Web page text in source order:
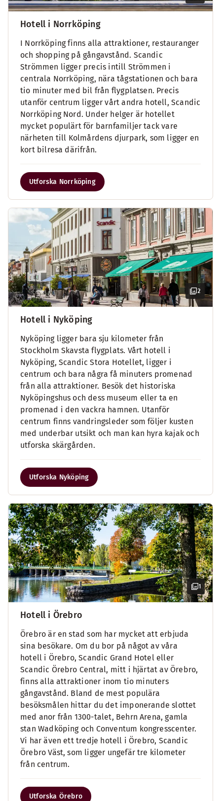
Hotell i Norrköping
I Norrköping finns alla attraktioner, restauranger
och shopping på gångavstånd. Scandic
Strömmen ligger precis intill Strömmen i
centrala Norrköping, nära tågstationen och bara
tio minuter med bil från flygplatsen. Precis
utanför centrum ligger vårt andra hotell, Scandic
Norrköping Nord. Under helger är hotellet
mycket populärt för barnfamiljer tack vare
närheten till Kolmårdens djurpark, som ligger en
kort bilresa därifrån.
Utforska Norrköping
2
Hotell i Nyköping
Nyköping ligger bara sju kilometer från
Stockholm Skavsta flygplats. Vårt hotell i
Nyköping, Scandic Stora Hotellet, ligger i
centrum och bara några få minuters promenad
från alla attraktioner. Besök det historiska
Nyköpingshus och dess museum eller ta en
promenad i den vackra hamnen. Utanför
centrum finns vandringsleder som följer kusten
med underbar utsikt och man kan hyra kajak och
utforska skärgården.
Utforska Nyköping
1
Hotell i Örebro
Örebro är en stad som har mycket att erbjuda
sina besökare. Om du bor på något av våra
hotell i Örebro, Scandic Grand Hotel eller
Scandic Örebro Central, mitt i hjärtat av Örebro,
finns alla attraktioner inom tio minuters
gångavstånd. Bland de mest populära
besöksmålen hittar du det imponerande slottet
med anor från 1300-talet, Behrn Arena, gamla
stan Wadköping och Conventum kongresscenter.
Vi har även ett tredje hotell i Örebro, Scandic
Örebro Väst, som ligger ungefär tre kilometer
från centrum.
Utforska Örebro